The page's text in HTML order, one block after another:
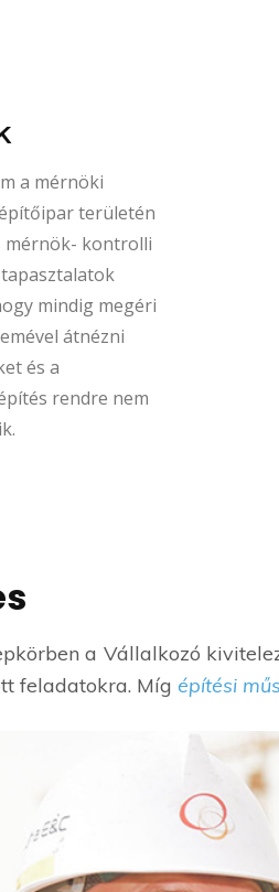
a kivitelező
embere, aki
(vagyis
később ne
a munkája
a Vállalkozó
feladatokra. Míg építési